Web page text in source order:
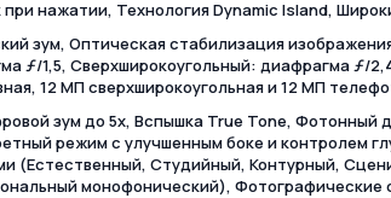
нажатии, Технология Dynamic Island,
зум, Оптическая стабилизация
ƒ/1,5, Сверхширокоугольный: диафрагма ƒ/
12 МП сверхширокоугольная и 12 МП
зум до 5x, Вспышка True Tone, Фотонный
режим с улучшенным боке и контролем
(Естественный, Студийный, Контурный,
монофонический), Фотографические